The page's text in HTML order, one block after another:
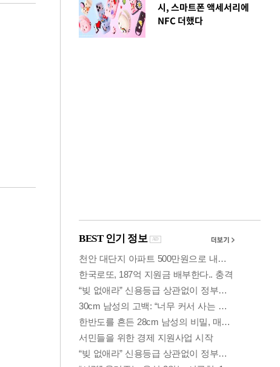
금융
만스피 꿈 이어질
까…韓증권사·글로
벌IB 엇갈린 전망
시, 스마트폰 액세서리에
NFC 더했다